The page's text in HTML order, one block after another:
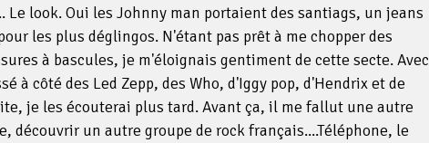
Le look. Oui les Johnny man portaient des santiags, un jeans
les plus déglingos. N'étant pas prêt à me chopper des
à bascules, je m'éloignais gentiment de cette secte. Avec
à côté des Led Zepp, des Who, d'Iggy pop, d'Hendrix et de
je les écouterai plus tard. Avant ça, il me fallut une autre
découvrir un autre groupe de rock français....Téléphone, le